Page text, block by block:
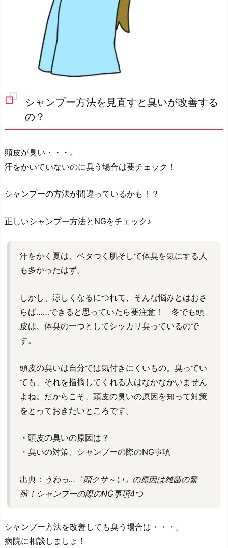
シャンプー方法を見直すと臭いが改善する
の？
頭皮が臭い・・・。
汗をかいていないのに臭う場合は要チェック！
シャンプーの方法が間違っているかも！？
正しいシャンプー方法とNGをチェック♪
汗をかく夏は、ベタつく肌そして体臭を気にする人
も多かったはず。
しかし、涼しくなるにつれて、そんな悩みとはおさ
らば……できると思っていたら要注意！ 冬でも頭
皮は、体臭の一つとしてシッカリ臭っているので
す。
頭皮の臭いは自分では気付きにくいもの。臭ってい
ても、それを指摘してくれる人はなかなかいません
よね。だからこそ、頭皮の臭いの原因を知って対策
をとっておきたいところです。
・頭皮の臭いの原因は？
・臭いの対策、シャンプーの際のNG事項
出典： うわっ…「頭クサ～い」の原因は雑菌の繁
殖！シャンプーの際のNG事項4つ
シャンプー方法を改善しても臭う場合は・・・。
病院に相談しましょ！